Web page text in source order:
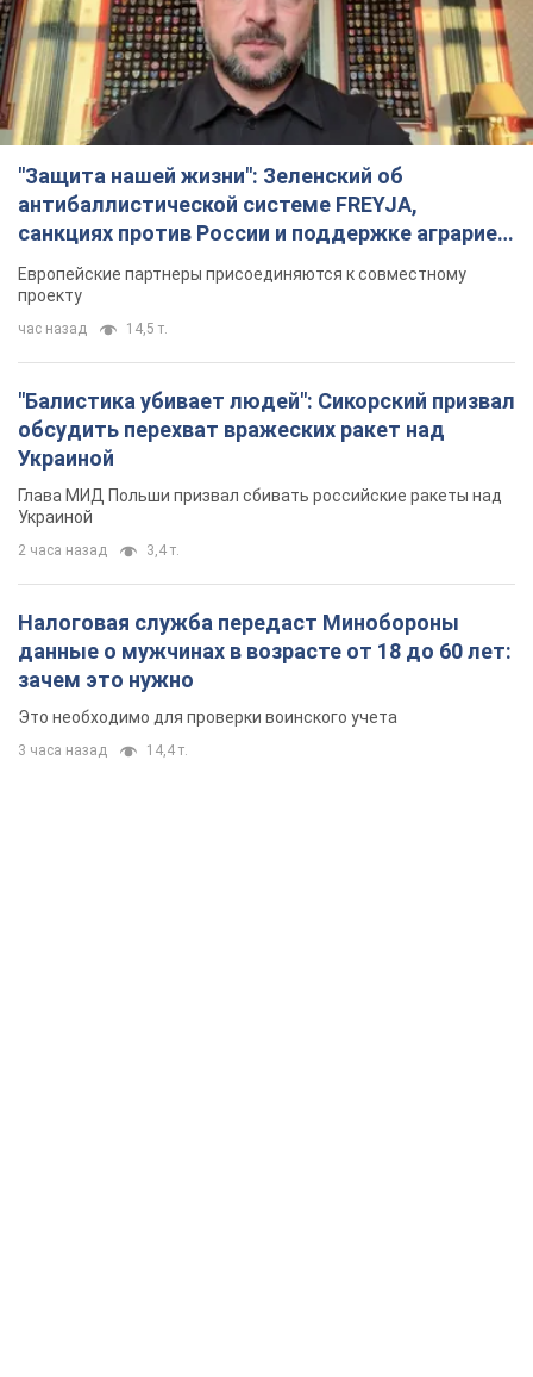
"Защита нашей жизни": Зеленский об
антибаллистической системе FREYJA,
санкциях против России и поддержке аграриев.
Видео
Европейские партнеры присоединяются к совместному
проекту
час назад 14,5 т.
"Балистика убивает людей": Сикорский призвал
обсудить перехват вражеских ракет над
Украиной
Глава МИД Польши призвал сбивать российские ракеты над
Украиной
2 часа назад 3,4 т.
Налоговая служба передаст Минобороны
данные о мужчинах в возрасте от 18 до 60 лет:
зачем это нужно
Это необходимо для проверки воинского учета
3 часа назад 14,4 т.